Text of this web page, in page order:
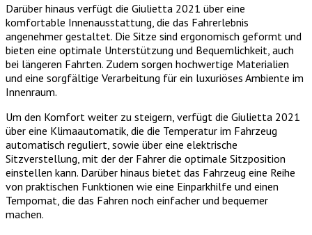
Darüber hinaus verfügt die Giulietta 2021 über eine
komfortable Innenausstattung, die das Fahrerlebnis
angenehmer gestaltet. Die Sitze sind ergonomisch geformt und
bieten eine optimale Unterstützung und Bequemlichkeit, auch
bei längeren Fahrten. Zudem sorgen hochwertige Materialien
und eine sorgfältige Verarbeitung für ein luxuriöses Ambiente im
Innenraum.
Um den Komfort weiter zu steigern, verfügt die Giulietta 2021
über eine Klimaautomatik, die die Temperatur im Fahrzeug
automatisch reguliert, sowie über eine elektrische
Sitzverstellung, mit der der Fahrer die optimale Sitzposition
einstellen kann. Darüber hinaus bietet das Fahrzeug eine Reihe
von praktischen Funktionen wie eine Einparkhilfe und einen
Tempomat, die das Fahren noch einfacher und bequemer
machen.